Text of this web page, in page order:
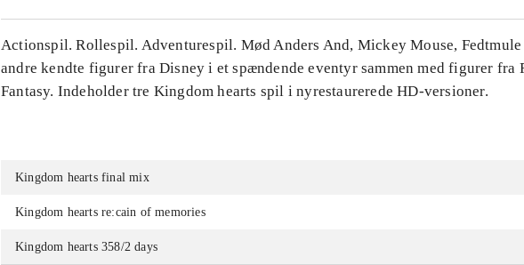
Actionspil. Rollespil. Adventurespil. Mød Anders And, Mickey Mouse, Fedtmule
andre kendte figurer fra Disney i et spændende eventyr sammen med figurer fra
Fantasy. Indeholder tre Kingdom hearts spil i nyrestaurerede HD-versioner.
Kingdom hearts final mix
Kingdom hearts re:cain of memories
Kingdom hearts 358/2 days